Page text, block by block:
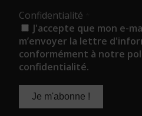
Confidentialité
J'accepte que mon e-
m’envoyer la lettre
conformément à notre
confidentialité.